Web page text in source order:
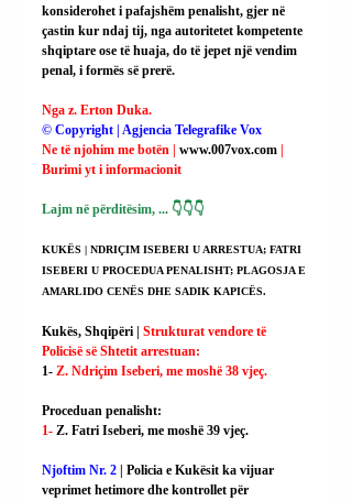
konsiderohet i pafajshëm penalisht, gjer në
çastin kur ndaj tij, nga autoritetet kompetente
shqiptare ose të huaja, do të jepet një vendim
penal, i formës së prerë.
Nga z. Erton Duka.
© Copyright | Agjencia Telegrafike Vox
Ne të njohim me botën | www.007vox.com
Burimi yt i informacionit
Lajm në përditësim, ... 👇👇👇
KUKËS | NDRIÇIM ISEBERI U ARRESTUA; FATRI
ISEBERI U PROCEDUA PENALISHT; PLAGOSJA E
AMARLIDO CENËS DHE SADIK KAPICËS.
Kukës, Shqipëri | Strukturat vendore të
Policisë së Shtetit arrestuan:
1- Z. Ndriçim Iseberi, me moshë 38 vjeç.
Proceduan penalisht:
1- Z. Fatri Iseberi, me moshë 39 vjeç.
Njoftim Nr. 2
| Policia e Kukësit ka vijuar
veprimet hetimore dhe kontrollet për